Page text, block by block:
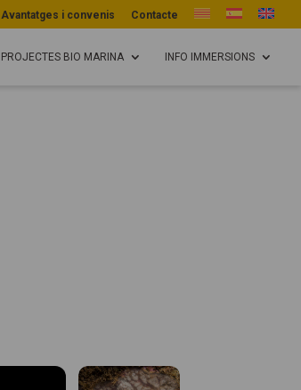
Avantatges i convenis Contacte
PROJECTES BIO MARINA INFO IMMERSIONS